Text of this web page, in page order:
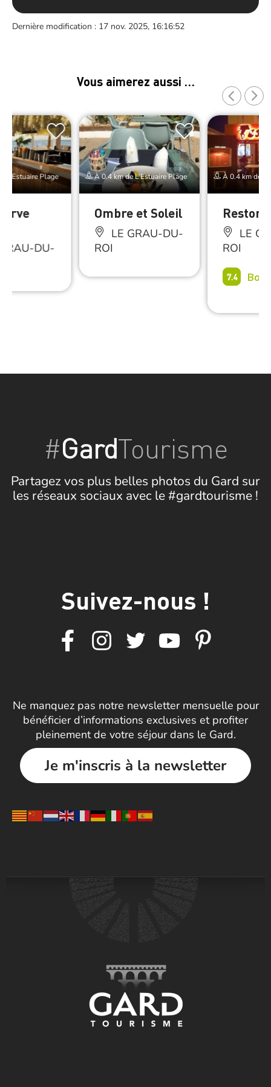
Dernière modification : 17 nov. 2025, 16:16:52
Vous aimerez aussi …
L’Estuaire Plage
DU-
À 0.4 km de L’Estuaire Plage
Ombre et Soleil
LE GRAU-DU-
ROI
À 0.4 km de
Restoro
LE
ROI
7.4 Bon
#GardTourisme
Partagez vos plus belles photos du Gard sur
les réseaux sociaux avec le #gardtourisme !
Suivez-nous !
Ne manquez pas notre newsletter mensuelle pour
bénéficier d’informations exclusives et profiter
pleinement de votre séjour dans le Gard.
Je m'inscris à la newsletter